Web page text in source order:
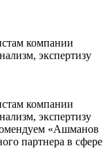
компании
экспертизу
компании
экспертизу
«Ашманов
партнера в сфере